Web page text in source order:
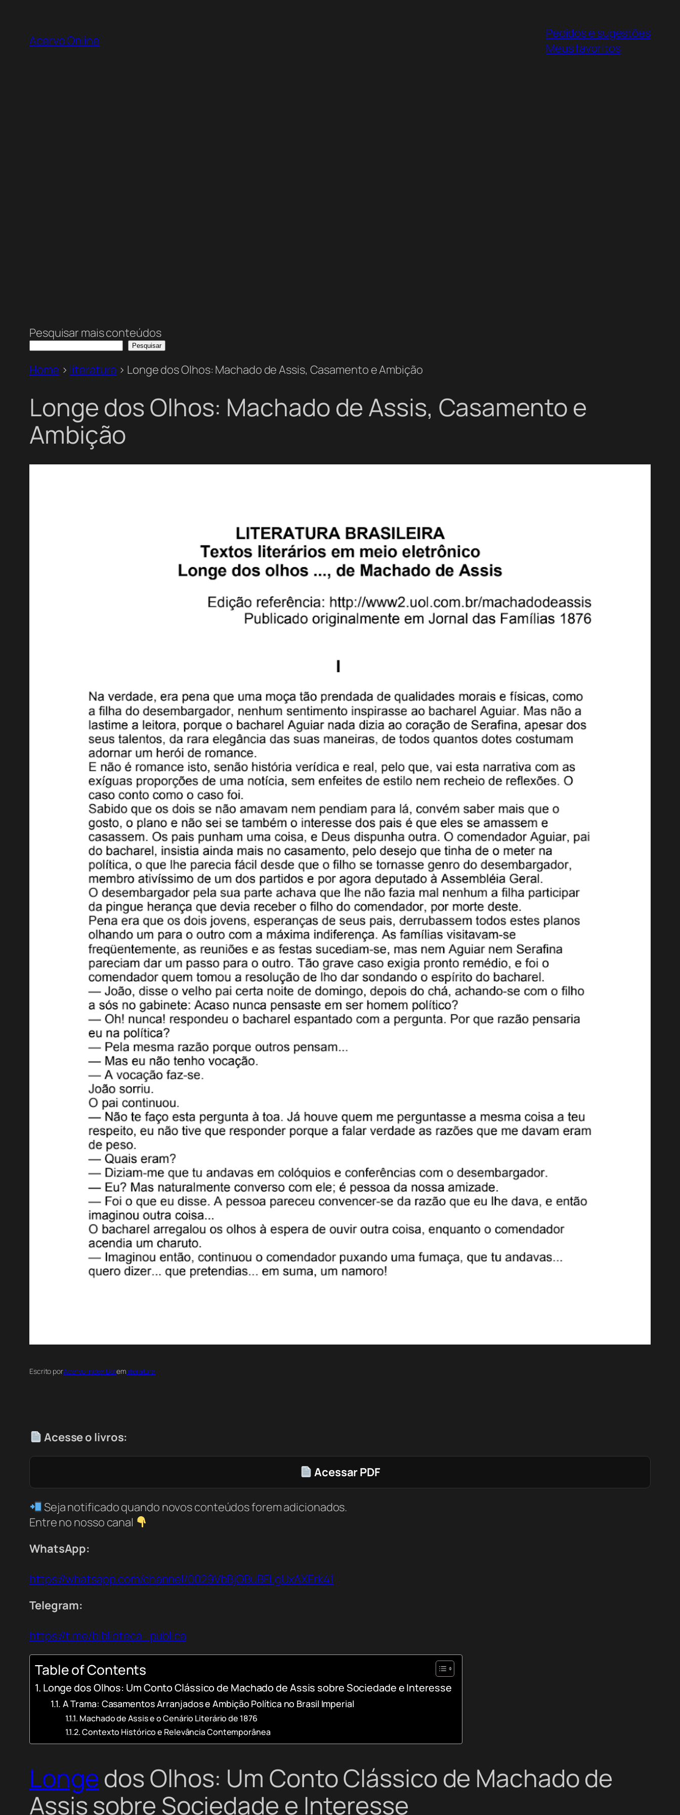
Acervo Online
Pedidos e sugestões
Meus favoritos
Pesquisar mais conteúdos
Pesquisar
Home > literatura > Longe dos Olhos: Machado de Assis, Casamento e Ambição
Longe dos Olhos: Machado de Assis, Casamento e
Ambição
Escrito porAcervo Index Botemliteratura
Acesse o livros:
Acessar PDF
Seja notificado quando novos conteúdos forem adicionados.
Entre no nosso canal
WhatsApp:
https://whatsapp.com/channel/0029VbBjOBuBFLgUxAXErk41
Telegram:
https://t.me/biblioteca_publica
Table of Contents
Longe dos Olhos: Um Conto Clássico de Machado de Assis sobre Sociedade e Interesse
A Trama: Casamentos Arranjados e Ambição Política no Brasil Imperial
Machado de Assis e o Cenário Literário de 1876
Contexto Histórico e Relevância Contemporânea
Longe dos Olhos: Um Conto Clássico de Machado de
Assis sobre Sociedade e Interesse